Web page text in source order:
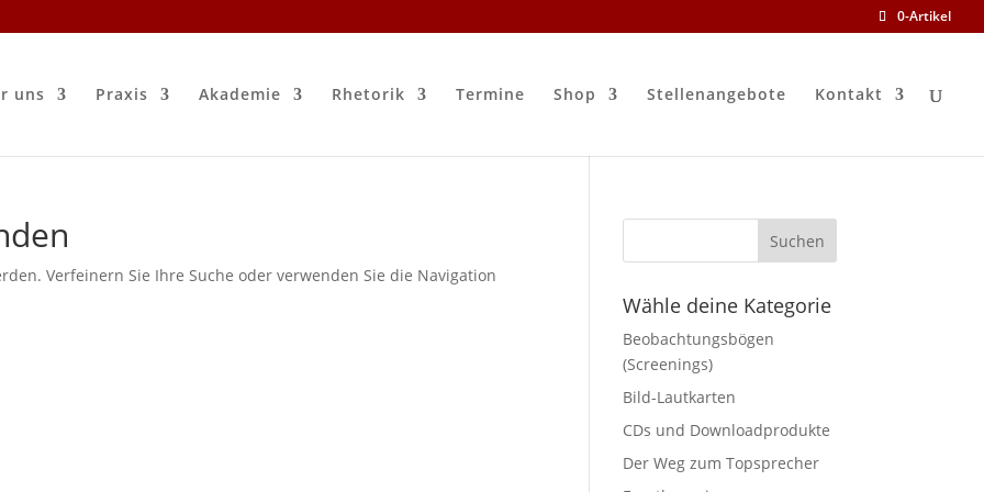
0-Artikel
uns Praxis Akademie Rhetorik Termine Shop Stellenangebote Kontakt
Verfeinern Sie Ihre Suche oder verwenden Sie die Navigation
Wähle deine Kategorie
Beobachtungsbögen
(Screenings)
Bild-Lautkarten
CDs und Downloadprodukte
Der Weg zum Topsprecher